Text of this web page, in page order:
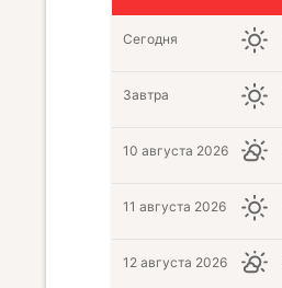
Сегодня
Завтра
10 августа 2026
11 августа 2026
12 августа 2026